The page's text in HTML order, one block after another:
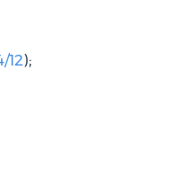
12);